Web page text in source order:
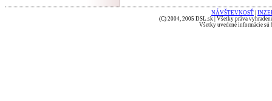
NÁVŠTEVNOSŤ
(C) 2004, 2005 DSL.sk | Všetky práva
Všetky uvedené informácie sú